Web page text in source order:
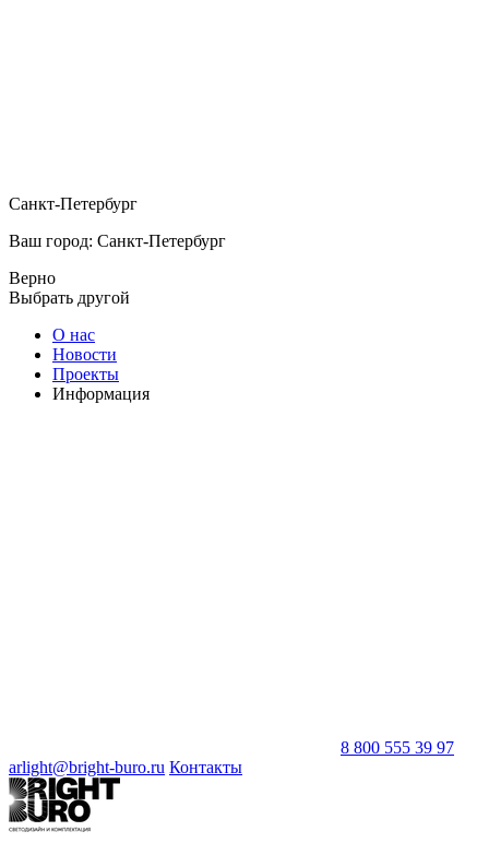
Санкт-Петербург
Ваш город: Санкт-Петербург
Верно
Выбрать другой
О нас
Новости
Проекты
Информация
8 800 555 39 97
arlight@bright-buro.ru Контакты